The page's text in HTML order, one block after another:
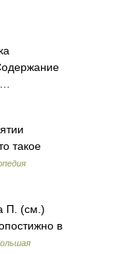
…
такое
П. (см.)
в